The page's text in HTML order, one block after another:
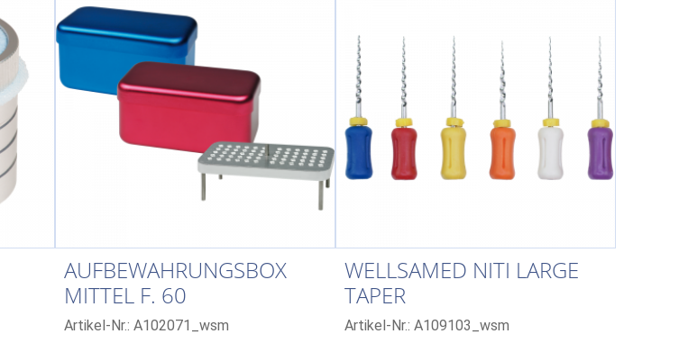
AUFBEWAHRUNGSBOX
MITTEL F. 60
Artikel-Nr.: A102071_wsm
WELLSAMED NITI LARGE
TAPER
Artikel-Nr.: A109103_wsm